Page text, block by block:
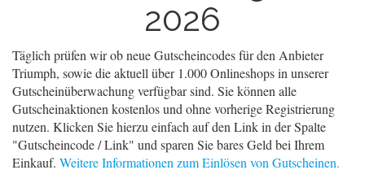
2026
Täglich prüfen wir ob neue Gutscheincodes für den Anbieter
Triumph, sowie die aktuell über 1.000 Onlineshops in unserer
Gutscheinüberwachung verfügbar sind. Sie können alle
Gutscheinaktionen kostenlos und ohne vorherige Registrierung
nutzen. Klicken Sie hierzu einfach auf den Link in der Spalte
"Gutscheincode / Link" und sparen Sie bares Geld bei Ihrem
Einkauf. Weitere Informationen zum Einlösen von Gutscheinen.